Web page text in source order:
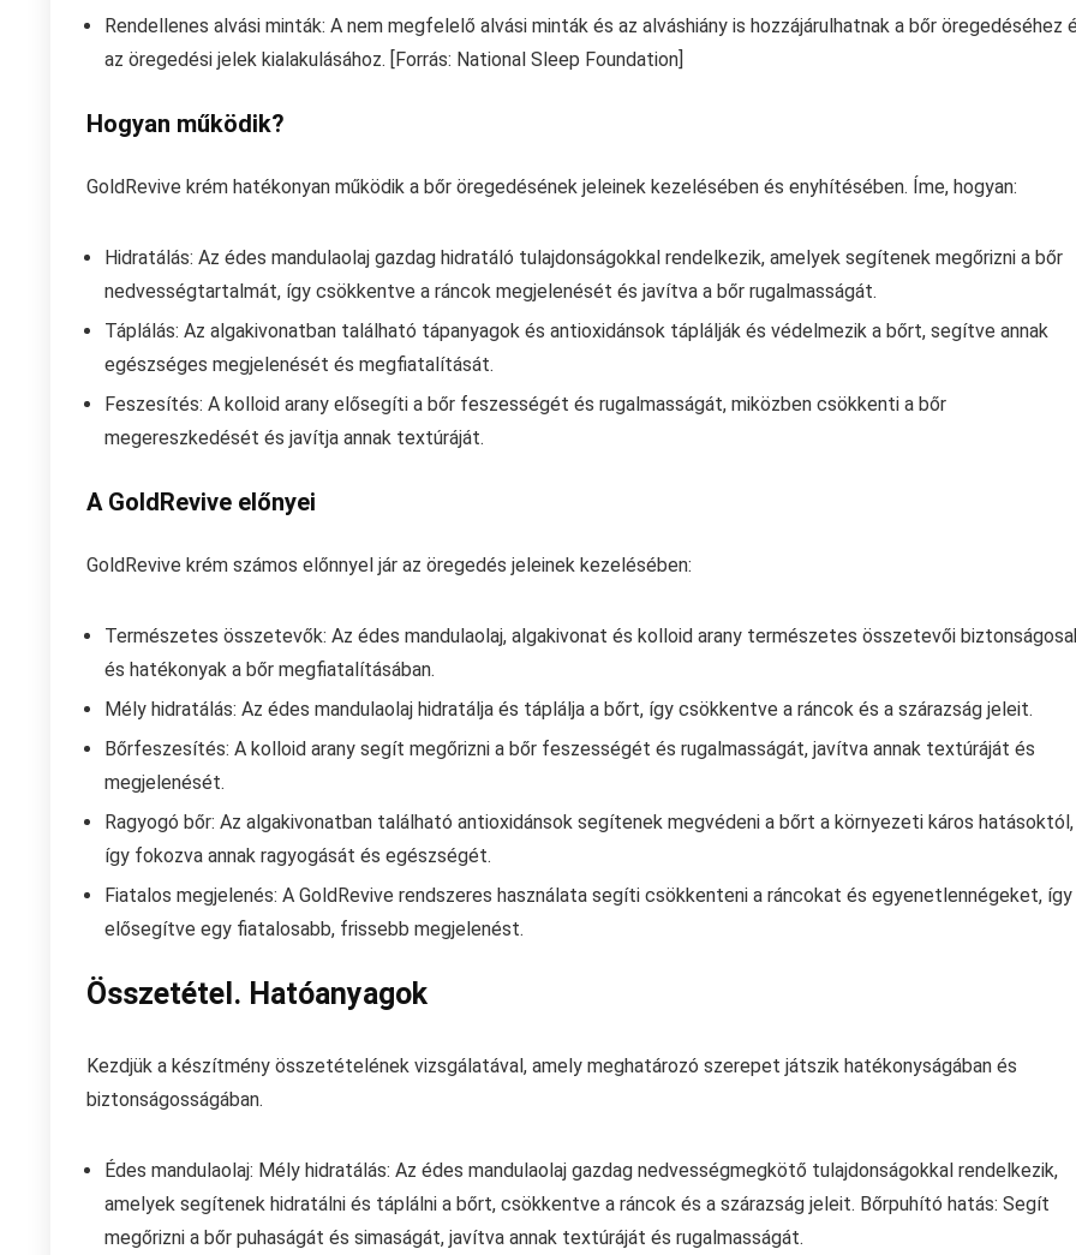
Rendellenes alvási minták: A nem megfelelő alvási minták és az alváshiány is hozzájárulhatnak a bőr öregedéséhez
az öregedési jelek kialakulásához. [Forrás: National Sleep Foundation]
Hogyan működik?
GoldRevive krém hatékonyan működik a bőr öregedésének jeleinek kezelésében és enyhítésében. Íme, hogyan:
Hidratálás: Az édes mandulaolaj gazdag hidratáló tulajdonságokkal rendelkezik, amelyek segítenek megőrizni a bőr
nedvességtartalmát, így csökkentve a ráncok megjelenését és javítva a bőr rugalmasságát.
Táplálás: Az algakivonatban található tápanyagok és antioxidánsok táplálják és védelmezik a bőrt, segítve annak
egészséges megjelenését és megfiatalítását.
Feszesítés: A kolloid arany elősegíti a bőr feszességét és rugalmasságát, miközben csökkenti a bőr
megereszkedését és javítja annak textúráját.
A GoldRevive előnyei
GoldRevive krém számos előnnyel jár az öregedés jeleinek kezelésében:
Természetes összetevők: Az édes mandulaolaj, algakivonat és kolloid arany természetes összetevői
és hatékonyak a bőr megfiatalításában.
Mély hidratálás: Az édes mandulaolaj hidratálja és táplálja a bőrt, így csökkentve a ráncok és a szárazság jeleit.
Bőrfeszesítés: A kolloid arany segít megőrizni a bőr feszességét és rugalmasságát, javítva annak textúráját és
megjelenését.
Ragyogó bőr: Az algakivonatban található antioxidánsok segítenek megvédeni a bőrt a környezeti káros hatásoktól,
így fokozva annak ragyogását és egészségét.
Fiatalos megjelenés: A GoldRevive rendszeres használata segíti csökkenteni a ráncokat és egyenetlennégeket, így
elősegítve egy fiatalosabb, frissebb megjelenést.
Összetétel. Hatóanyagok
Kezdjük a készítmény összetételének vizsgálatával, amely meghatározó szerepet játszik hatékonyságában és
biztonságosságában.
Édes mandulaolaj: Mély hidratálás: Az édes mandulaolaj gazdag nedvességmegkötő tulajdonságokkal rendelkezik,
amelyek segítenek hidratálni és táplálni a bőrt, csökkentve a ráncok és a szárazság jeleit. Bőrpuhító hatás: Segít
megőrizni a bőr puhaságát és simaságát, javítva annak textúráját és rugalmasságát.